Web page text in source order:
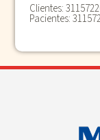
Clientes:
Pacientes: